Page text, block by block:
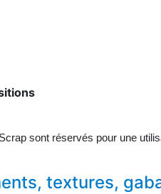
sont réservés pour une
textures,